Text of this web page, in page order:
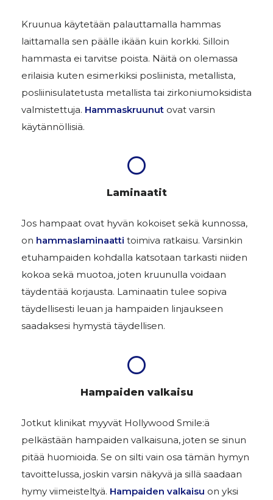
Kruunua käytetään palauttamalla hammas
laittamalla sen päälle ikään kuin korkki. Silloin
hammasta ei tarvitse poista. Näitä on olemassa
erilaisia kuten esimerkiksi posliinista, metallista,
posliinisulatetusta metallista tai zirkoniumoksidista
valmistettuja. Hammaskruunut ovat varsin
käytännöllisiä.
Laminaatit
Jos hampaat ovat hyvän kokoiset sekä kunnossa,
on hammaslaminaatti toimiva ratkaisu. Varsinkin
etuhampaiden kohdalla katsotaan tarkasti niiden
kokoa sekä muotoa, joten kruunulla voidaan
täydentää korjausta. Laminaatin tulee sopiva
täydellisesti leuan ja hampaiden linjaukseen
saadaksesi hymystä täydellisen.
Hampaiden valkaisu
Jotkut klinikat myyvät Hollywood Smile:ä
pelkästään hampaiden valkaisuna, joten se sinun
pitää huomioida. Se on silti vain osa tämän hymyn
tavoittelussa, joskin varsin näkyvä ja sillä saadaan
hymy viimeisteltyä. Hampaiden valkaisu on yksi